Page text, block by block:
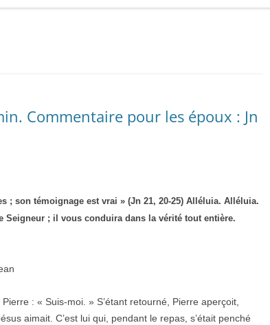
Commentaire pour les époux : Jn
; son témoignage est vrai » (Jn 21, 20-25) Alléluia. Alléluia.
Seigneur ; il vous conduira dans la vérité tout entière.
: « Suis-moi. » S’étant retourné, Pierre aperçoit,
aimait. C’est lui qui, pendant le repas, s’était penché